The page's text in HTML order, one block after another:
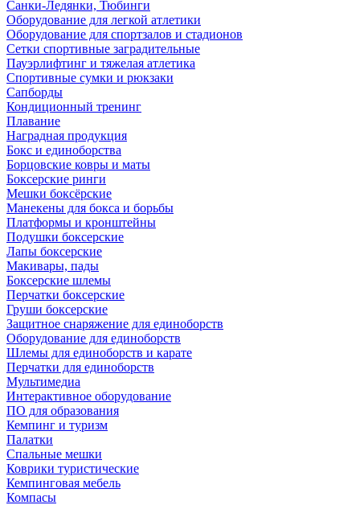
Санки-Ледянки, Тюбинги
Оборудование для легкой атлетики
Оборудование для спортзалов и стадионов
Сетки спортивные заградительные
Пауэрлифтинг и тяжелая атлетика
Спортивные сумки и рюкзаки
Сапборды
Кондиционный тренинг
Плавание
Наградная продукция
Бокс и единоборства
Борцовские ковры и маты
Боксерские ринги
Мешки боксёрские
Манекены для бокса и борьбы
Платформы и кронштейны
Подушки боксерские
Лапы боксерские
Макивары, пады
Боксерские шлемы
Перчатки боксерские
Груши боксерские
Защитное снаряжение для единоборств
Оборудование для единоборств
Шлемы для единоборств и карате
Перчатки для единоборств
Мультимедиа
Интерактивное оборудование
ПО для образования
Кемпинг и туризм
Палатки
Спальные мешки
Коврики туристические
Кемпинговая мебель
Компасы